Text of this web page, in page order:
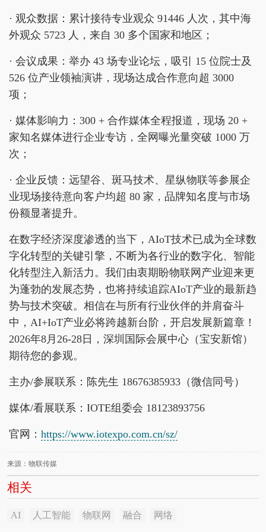
· 观众数据：累计接待专业观众 91446 人次，其中海
外观众 5723 人，来自 30 多个国家和地区；
· 会议成果：举办 43 场专业论坛，吸引 15 位院士及
526 位产业领袖演讲，现场达成合作意向超 3000
项；
· 媒体影响力：300 + 合作媒体全程报道，现场 20 +
家知名媒体进行企业专访，全网曝光量突破 1000 万
次；
· 企业反馈：远望谷、斑马技术、星纵物联等参展企
业现场接待意向客户均超 80 家，品牌知名度与市场
份额显著提升。
在数字经济深度渗透的当下，AIoT技术已成为全球数
字化转型的关键引擎，不断为各行业的数字化、智能
化转型注入新活力。我们由衷期盼物联网产业迎来更
为蓬勃的发展态势，也将持续追踪AIoT产业的最新趋
势与技术突破。相信在与所有行业伙伴的并肩奋斗
中，AI+IoT产业必将跨越新台阶，开启发展新篇章！
2026年8月26-28日，深圳国际会展中心（宝安新馆）
期待您的参观。
主办/参展联系：陈先生 18676385933（微信同号）
媒体/看展联系：IOTE组委会 18123893756
官网： https://www.iotexpo.com.cn/sz/
来源：物联传媒
相关
AI 人工智能 物联网 融合 网络